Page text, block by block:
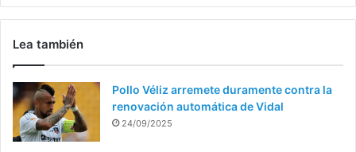
Lea también
Pollo Véliz arremete duramente contra la
renovación automática de Vidal
24/09/2025